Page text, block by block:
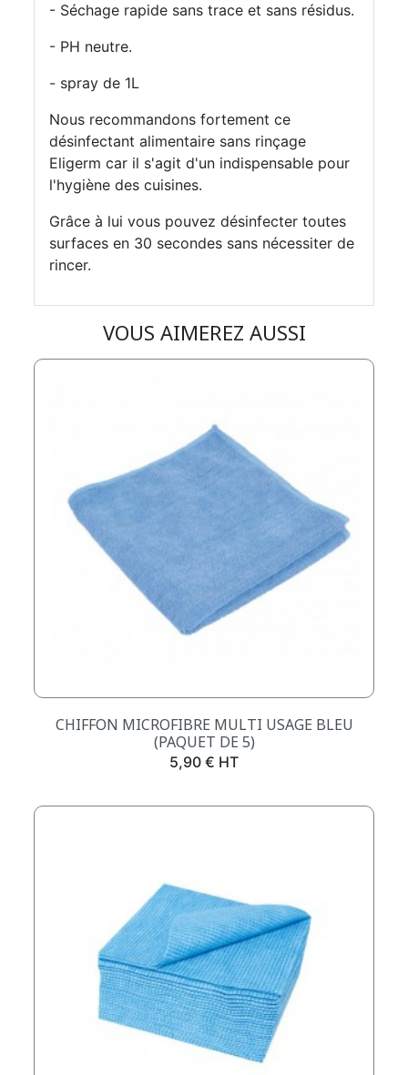
- Séchage rapide sans trace et sans résidus.
- PH neutre.
- spray de 1L
Nous recommandons fortement ce
désinfectant alimentaire sans rinçage
Eligerm car il s'agit d'un indispensable pour
l'hygiène des cuisines.
Grâce à lui vous pouvez désinfecter toutes
surfaces en 30 secondes sans nécessiter de
rincer.
VOUS AIMEREZ AUSSI
CHIFFON MICROFIBRE MULTI USAGE BLEU
(PAQUET DE 5)
Prix
5,90 € HT